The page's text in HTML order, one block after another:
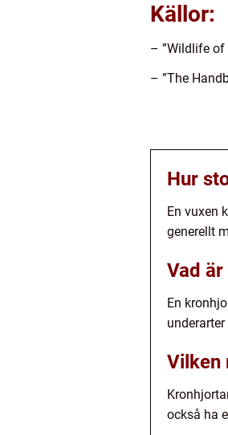
Källor:
– ”Wildlife of
– ”The
Hur
En vuxen
generellt
Vad
En
Vilken
också ha